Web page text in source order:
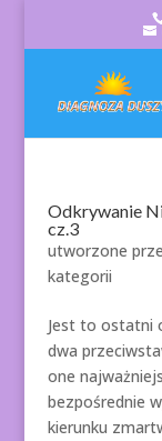
Odkrywanie
cz.3
utworzone
kategorii
Jest to ostatni
dwa
one
bezpośrednie
kierunku